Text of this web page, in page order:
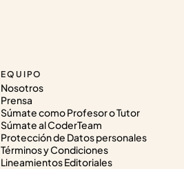
EQUIPO
Nosotros
Prensa
Súmate como Profesor o Tutor
Súmate al CoderTeam
Protección de Datos personales
Términos y Condiciones
Lineamientos Editoriales